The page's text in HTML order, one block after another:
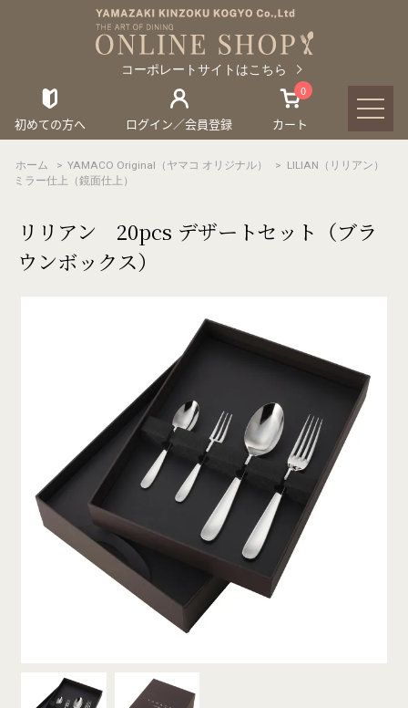
コーポレートサイトはこちら
初めての方へ ログイン／会員登録
0
カート
ホーム > YAMACO Original（ヤマコ オリジナル） > LILIAN（リリアン）
ミラー仕上（鏡面仕上）
リリアン 20pcs デザートセット（ブラ
ウンボックス）